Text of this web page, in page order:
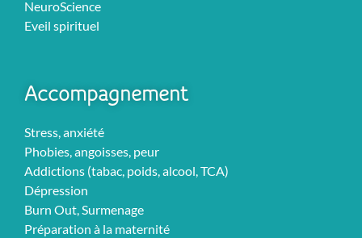
NeuroScience
Eveil spirituel
Accompagnement
Stress, anxiété
Phobies, angoisses, peur
Addictions (tabac, poids, alcool, TCA)
Dépression
Burn Out, Surmenage
Préparation à la maternité